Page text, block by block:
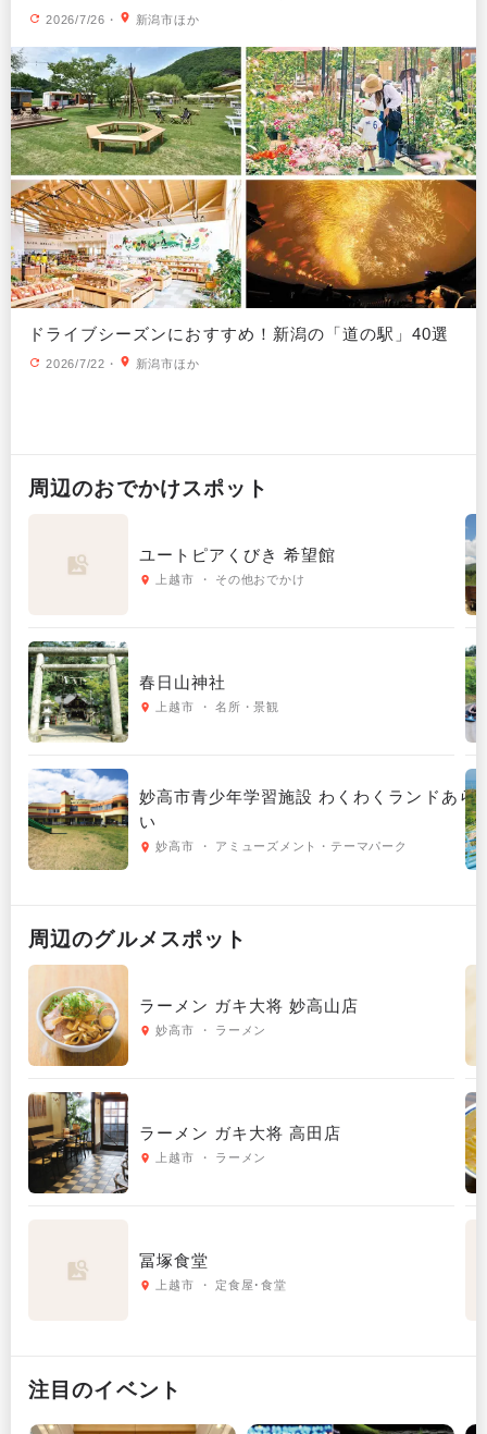
2026/7/26 ・ 新潟市ほか
ドライブシーズンにおすすめ！新潟の「道の駅」40選
2026/7/22 ・ 新潟市ほか
周辺のおでかけスポット
ユートピアくびき 希望館
上越市 ・ その他おでかけ
春日山神社
上越市 ・ 名所・景観
妙高市青少年学習施設 わくわくランドあら
い
妙高市 ・ アミューズメント・テーマパーク
周辺のグルメスポット
ラーメン ガキ大将 妙高山店
妙高市 ・ ラーメン
ラーメン ガキ大将 高田店
上越市 ・ ラーメン
冨塚食堂
上越市 ・ 定食屋･食堂
注目のイベント